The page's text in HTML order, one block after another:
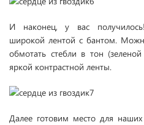
И наконец, у вас
широкой лентой с бантом.
обмотать стебли в тон
яркой контрастной ленты.
Далее готовим место для